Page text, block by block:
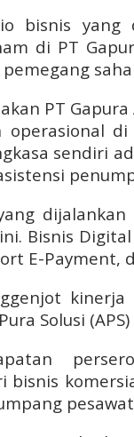
bisnis
di PT
PT
operasional
sendiri
Bisnis
E-Payment,
Solusi